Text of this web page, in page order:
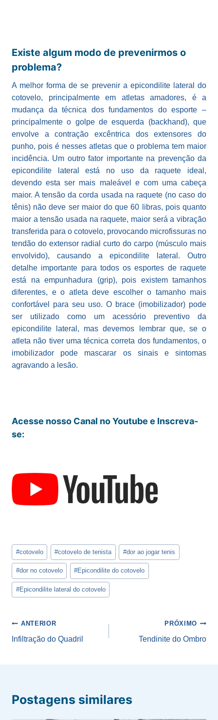
Existe algum modo de prevenirmos o
problema?
A melhor forma de se prevenir a epicondilite lateral do
cotovelo, principalmente em atletas amadores, é a
mudança da técnica dos fundamentos do esporte –
principalmente o golpe de esquerda (backhand), que
envolve a contração excêntrica dos extensores do
punho, pois é nesses atletas que o problema tem maior
incidência. Um outro fator importante na prevenção da
epicondilite lateral está no uso da raquete ideal,
devendo esta ser mais maleável e com uma cabeça
maior. A tensão da corda usada na raquete (no caso do
tênis) não deve ser maior do que 60 libras, pois quanto
maior a tensão usada na raquete, maior será a vibração
transferida para o cotovelo, provocando microfissuras no
tendão do extensor radial curto do carpo (músculo mais
envolvido), causando a epicondilite lateral. Outro
detalhe importante para todos os esportes de raquete
está na empunhadura (grip), pois existem tamanhos
diferentes, e o atleta deve escolher o tamanho mais
confortável para seu uso. O brace (imobilizador) pode
ser utilizado como um acessório preventivo da
epicondilite lateral, mas devemos lembrar que, se o
atleta não tiver uma técnica correta dos fundamentos, o
imobilizador pode mascarar os sinais e sintomas
agravando a lesão.
Acesse nosso Canal no Youtube e Inscreva-
se:
Tags
do
Post:
#cotovelo #cotovelo de tenista #dor ao jogar tenis
#dor no cotovelo #Epicondilite do cotovelo
#Epicondilite lateral do cotovelo
Navegação
de
ANTERIOR
Infiltração do Quadril
PRÓXIMO
Tendinite do Ombro
Postagens similares